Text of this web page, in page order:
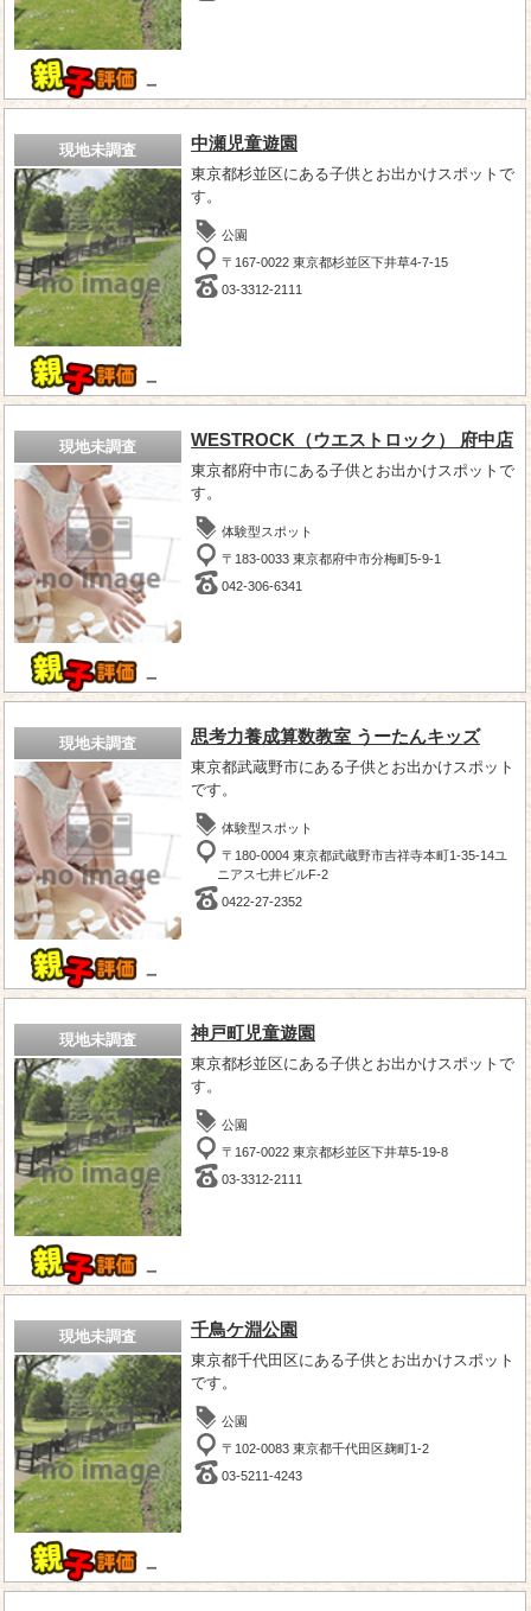
－
現地未調査
－
中瀬児童遊園
東京都杉並区にある子供とお出かけスポットで
す。
公園
〒167-0022 東京都杉並区下井草4-7-15
03-3312-2111
現地未調査
－
WESTROCK（ウエストロック） 府中店
東京都府中市にある子供とお出かけスポットで
す。
体験型スポット
〒183-0033 東京都府中市分梅町5-9-1
042-306-6341
現地未調査
－
思考力養成算数教室 うーたんキッズ
東京都武蔵野市にある子供とお出かけスポット
です。
体験型スポット
〒180-0004 東京都武蔵野市吉祥寺本町1-35-14ユ
ニアス七井ビルF-2
0422-27-2352
現地未調査
－
神戸町児童遊園
東京都杉並区にある子供とお出かけスポットで
す。
公園
〒167-0022 東京都杉並区下井草5-19-8
03-3312-2111
現地未調査
－
千鳥ケ淵公園
東京都千代田区にある子供とお出かけスポット
です。
公園
〒102-0083 東京都千代田区麹町1-2
03-5211-4243